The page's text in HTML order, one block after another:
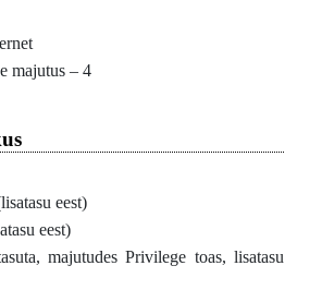
majutus – 4
eest)
eest)
majutudes Privilege toas, lisatasu